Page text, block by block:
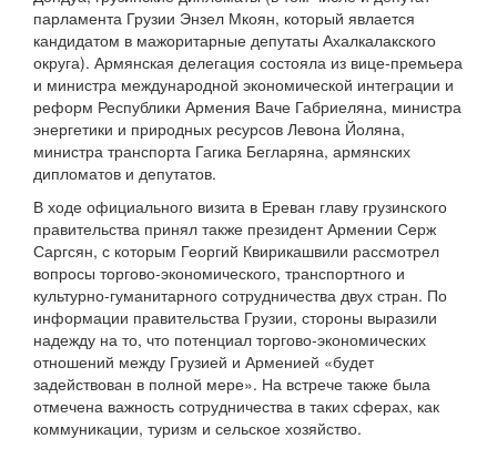
парламента Грузии Энзел Мкоян, который явлается
кандидатом в мажоритарные депутаты Ахалкалакского
округа). Армянская делегация состояла из вице-премьера
и министра международной экономической интеграции и
реформ Республики Армения Ваче Габриеляна, министра
энергетики и природных ресурсов Левона Йоляна,
министра транспорта Гагика Бегларяна, армянских
дипломатов и депутатов.
В ходе официального визита в Ереван главу грузинского
правительства принял также президент Армении Серж
Саргсян, с которым Георгий Квирикашвили рассмотрел
вопросы торгово-экономического, транспортного и
культурно-гуманитарного сотрудничества двух стран. По
информации правительства Грузии, стороны выразили
надежду на то, что потенциал торгово-экономических
отношений между Грузией и Арменией «будет
задействован в полной мере». На встрече также была
отмечена важность сотрудничества в таких сферах, как
коммуникации, туризм и сельское хозяйство.